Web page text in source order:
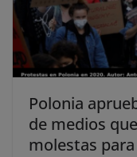
Polonia
de medios
molestas